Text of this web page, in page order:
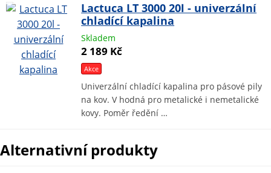
Lactuca LT 3000 20l - univerzální
chladící kapalina
Skladem
2 189 Kč
Akce
Univerzální chladící kapalina pro pásové pily
na kov. V hodná pro metalické i nemetalické
kovy. Poměr ředění …
Alternativní produkty